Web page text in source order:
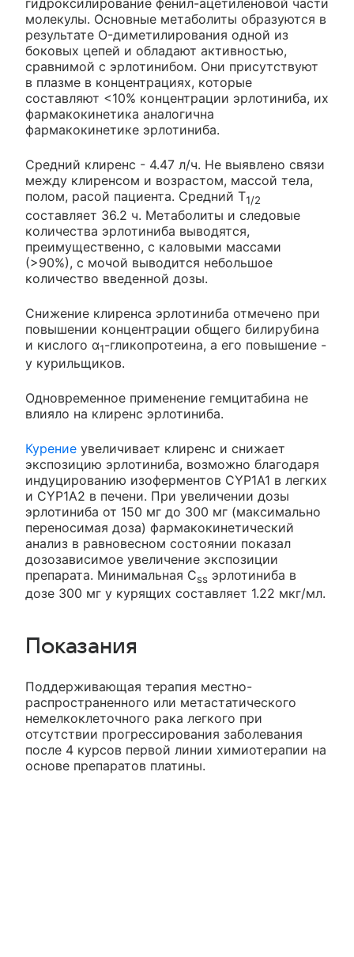
гидроксилирование фенил-ацетиленовой части
молекулы. Основные метаболиты образуются в
результате O-диметилирования одной из
боковых цепей и обладают активностью,
сравнимой с эрлотинибом. Они присутствуют
в плазме в концентрациях, которые
составляют <10% концентрации эрлотиниба, их
фармакокинетика аналогична
фармакокинетике эрлотиниба.
Средний клиренс - 4.47 л/ч. Не выявлено связи
между клиренсом и возрастом, массой тела,
полом, расой пациента. Средний T1/2
составляет 36.2 ч. Метаболиты и следовые
количества эрлотиниба выводятся,
преимущественно, с каловыми массами
(>90%), с мочой выводится небольшое
количество введенной дозы.
Снижение клиренса эрлотиниба отмечено при
повышении концентрации общего билирубина
и кислого α1-гликопротеина, a его повышение -
у курильщиков.
Одновременное применение гемцитабина не
влияло на клиренс эрлотиниба.
Курение увеличивает клиренс и снижает
экспозицию эрлотиниба, возможно благодаря
индуцированию изоферментов CYP1A1 в легких
и CYP1A2 в печени. При увеличении дозы
эрлотиниба от 150 мг до 300 мг (максимально
переносимая доза) фармакокинетический
анализ в равновесном состоянии показал
дозозависимое увеличение экспозиции
препарата. Минимальная Css эрлотиниба в
дозе 300 мг у курящих составляет 1.22 мкг/мл.
Показания
Поддерживающая терапия местно-
распространенного или метастатического
немелкоклеточного рака легкого при
отсутствии прогрессирования заболевания
после 4 курсов первой линии химиотерапии на
основе препаратов платины.